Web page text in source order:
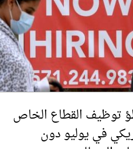
توظيف القطاع الخاص
في يوليو دون